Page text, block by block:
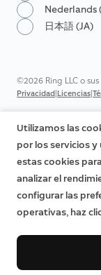
Nederlands
日本語 (JA)
©2026 Ring LLC o
Privacidad|Licencias|
Utilizamos las
por los servicios
estas cookies
analizar el
configurar las
operativas, haz